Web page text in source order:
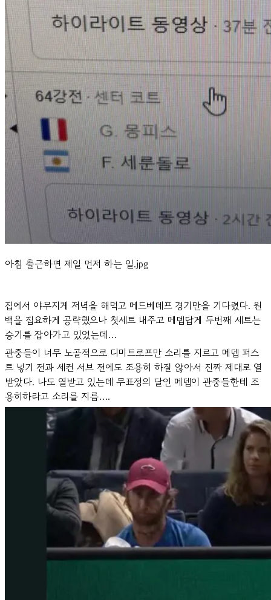
아침 출근하면 제일 먼저 하는 일.jpg
집에서 야무지게 저녁을 해먹고 메드베데프 경기만을 기다렸다. 원
백을 집요하게 공략했으나 첫세트 내주고 메뎁답게 두번째 세트는
승기를 잡아가고 있었는데…
관중들이 너무 노골적으로 디미트로프만 소리를 지르고 메뎁 퍼스
트 넣기 전과 세컨 서브 전에도 조용히 하질 않아서 진짜 제대로 열
받았다. 나도 열받고 있는데 무표정의 달인 메뎁이 관중들한테 조
용히하라고 소리를 지름….